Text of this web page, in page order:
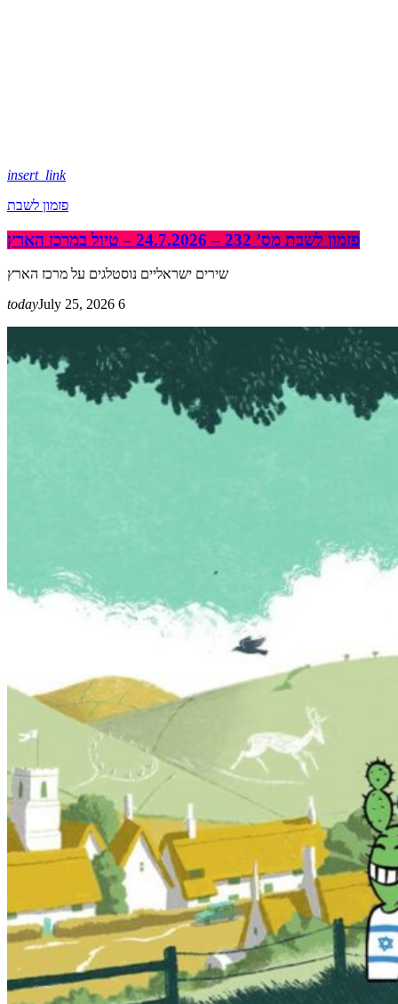
insert_link
פזמון לשבת
פזמון לשבת מס’ 232 – 24.7.2026 – טיול במרכז הארץ
שירים ישראליים נוסטלגים על מרכז הארץ
todayJuly 25, 2026 6